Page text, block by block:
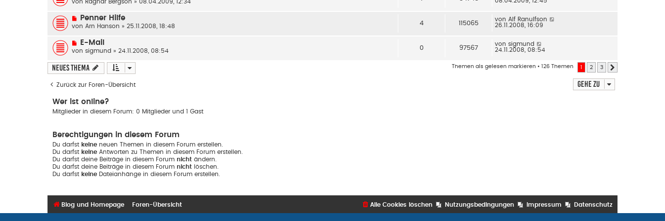
von Ragnar Bergson » 08.04.2009, 12:34
Penner Hilfe
von Arn Hanson » 25.11.2008, 18:48 4 115065
von Alf Ranulfson
26.11.2008, 16:09
E-Mail
von sigmund » 24.11.2008, 08:54 0 97567
von sigmund
24.11.2008, 08:54
Neues Thema Themen als gelesen markieren • 126 Themen 1 2 3
Zurück zur Foren-Übersicht Gehe zu
Wer ist online?
Mitglieder in diesem Forum: 0 Mitglieder und 1 Gast
Berechtigungen in diesem Forum
Du darfst keine neuen Themen in diesem Forum erstellen.
Du darfst keine Antworten zu Themen in diesem Forum erstellen.
Du darfst deine Beiträge in diesem Forum nicht ändern.
Du darfst deine Beiträge in diesem Forum nicht löschen.
Du darfst keine Dateianhänge in diesem Forum erstellen.
Blog und Homepage Foren-Übersicht Datenschutz
Impressum
Nutzungsbedingungen
Alle Cookies löschen